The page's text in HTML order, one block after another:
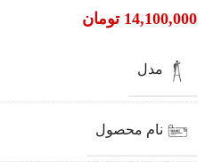
14,100,000 تومان
مدل
نام محصول